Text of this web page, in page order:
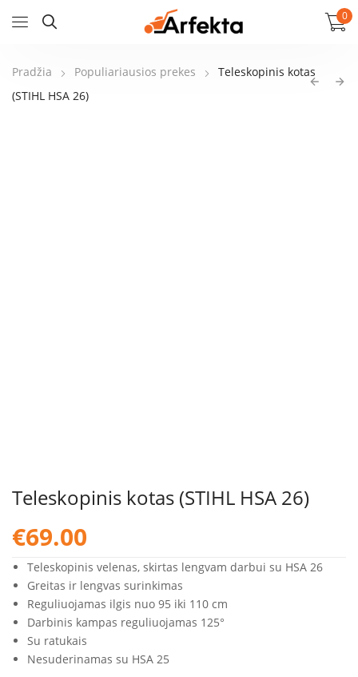
0
Pradžia Populiariausios prekes
Teleskopinis kotas
(STIHL HSA 26)
Teleskopinis kotas (STIHL HSA 26)
€69.00
Teleskopinis velenas, skirtas lengvam darbui su HSA 26
Greitas ir lengvas surinkimas
Reguliuojamas ilgis nuo 95 iki 110 cm
Darbinis kampas reguliuojamas 125°
Su ratukais
Nesuderinamas su HSA 25